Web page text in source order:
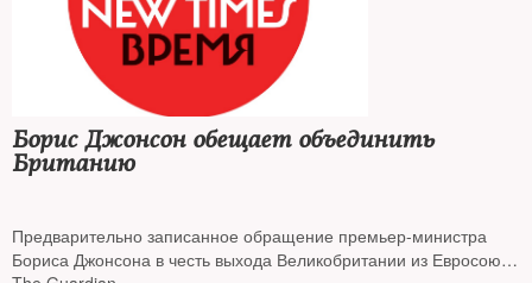
Борис Джонсон обещает объединить
Британию
Предварительно записанное обращение премьер-министра
Бориса Джонсона в честь выхода Великобритании из Евросоюза